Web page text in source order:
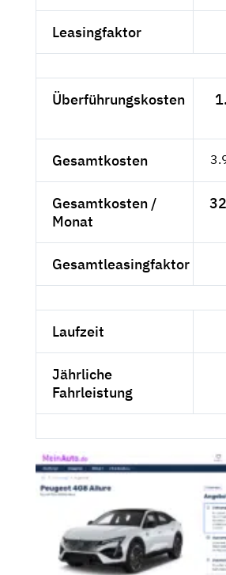
Leasingfaktor
Überführungskosten
Gesamtkosten
Gesamtkosten /
Monat
Gesamtleasingfaktor
Laufzeit
Jährliche
Fahrleistung